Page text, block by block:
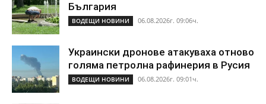
България
ВОДЕЩИ НОВИНИ 06.08.2026г. 09:06ч.
Украински дронове атакуваха отново
голяма петролна рафинерия в Русия
ВОДЕЩИ НОВИНИ 06.08.2026г. 09:01ч.